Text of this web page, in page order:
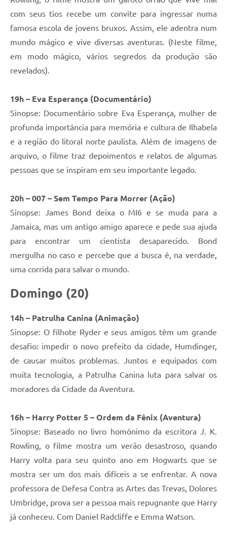
com seus tios recebe um convite para ingressar numa
famosa escola de jovens bruxos. Assim, ele adentra num
mundo mágico e vive diversas aventuras. (Neste filme,
em modo mágico, vários segredos da produção são
revelados).
19h – Eva Esperança (Documentário)
Sinopse: Documentário sobre Eva Esperança, mulher de
profunda importância para memória e cultura de Ilhabela
e a região do litoral norte paulista. Além de imagens de
arquivo, o filme traz depoimentos e relatos de algumas
pessoas que se inspiram em seu importante legado.
20h – 007 – Sem Tempo Para Morrer (Ação)
Sinopse: James Bond deixa o MI6 e se muda para a
Jamaica, mas um antigo amigo aparece e pede sua ajuda
para encontrar um cientista desaparecido. Bond
mergulha no caso e percebe que a busca é, na verdade,
uma corrida para salvar o mundo.
Domingo (20)
14h – Patrulha Canina (Animação)
Sinopse: O filhote Ryder e seus amigos têm um grande
desafio: impedir o novo prefeito da cidade, Humdinger,
de causar muitos problemas. Juntos e equipados com
muita tecnologia, a Patrulha Canina luta para salvar os
moradores da Cidade da Aventura.
16h – Harry Potter 5 – Ordem da Fênix (Aventura)
Sinopse: Baseado no livro homônimo da escritora J. K.
Rowling, o filme mostra um verão desastroso, quando
Harry volta para seu quinto ano em Hogwarts que se
mostra ser um dos mais difíceis a se enfrentar. A nova
professora de Defesa Contra as Artes das Trevas, Dolores
Umbridge, prova ser a pessoa mais repugnante que Harry
já conheceu. Com Daniel Radcliffe e Emma Watson.